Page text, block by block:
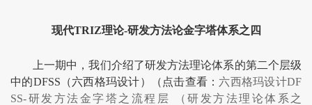
现代TRIZ理论-研发方法论金字塔体系之四
上一期中，我们介绍了研发方法理论体系的第二个层级
中的DFSS（六西格玛设计）（点击查看： 六西格玛设计DF
SS-研发方法金字塔之流程层 （研发方法理论体系之